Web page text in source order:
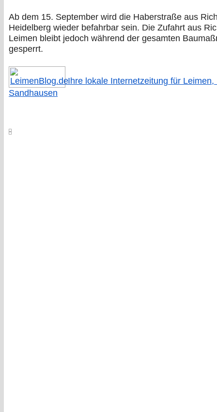
Ab dem 15. September wird die Haberstraße aus
Heidelberg wieder befahrbar sein. Die Zufahrt aus
Leimen bleibt jedoch während der gesamten
gesperrt.
Ihre lokale Internetzeitung für Leimen,
Sandhausen